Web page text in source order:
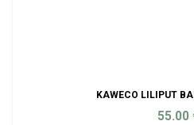
KAWECO LILIPUT
55.00